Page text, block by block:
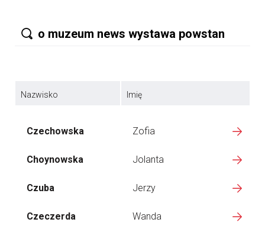
Nazwisko Imię
Czechowska Zofia
Choynowska Jolanta
Czuba Jerzy
Czeczerda Wanda